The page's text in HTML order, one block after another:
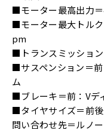
■モーター最高出力
■モーター最大トル
pm
■トランスミッショ
■サスペンション＝
ム
■ブレーキ＝前：Vデ
■タイヤサイズ＝前
問い合わせ先＝ルノ